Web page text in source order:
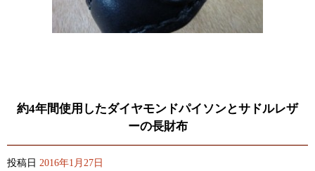
約4年間使用したダイヤモンドパイソンとサドルレザ
ーの長財布
投稿日 2016年1月27日